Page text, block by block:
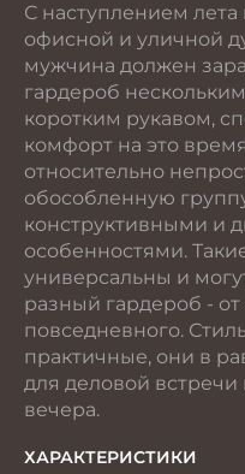
С наступлением лета
офисной и уличной
мужчина должен
гардероб
коротким рукавом,
комфорт на это
относительно
обособленную
конструктивными и
особенностями.
универсальны и
разный гардероб - от
повседневного.
практичные, они в
для деловой
вечера.
ХАРАКТЕРИСТИКИ